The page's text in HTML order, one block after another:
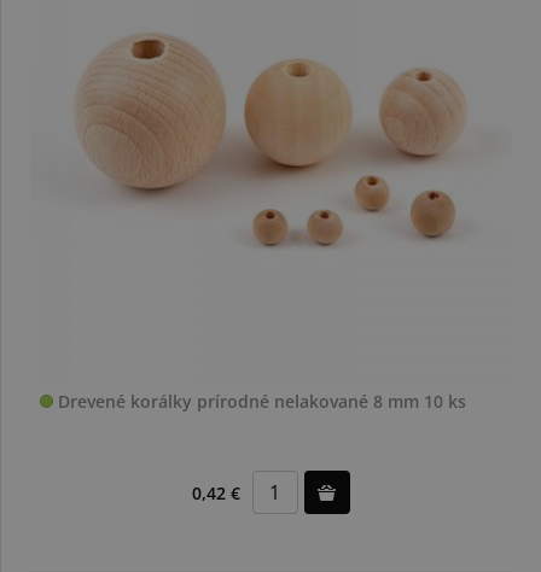
Drevené korálky prírodné nelakované 8 mm 10 ks
0,42 €